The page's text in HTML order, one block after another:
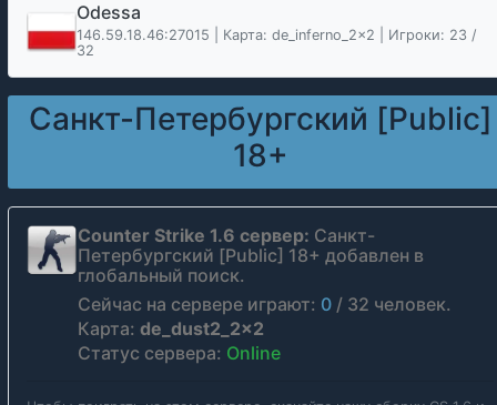
Odessa
146.59.18.46:27015 | Карта: de_inferno_2x2 | Игроки: 23 /
32
Санкт-Петербургский [Public]
18+
Counter Strike 1.6 сервер: Санкт-
Петербургский [Public] 18+ добавлен в
глобальный поиск.
Сейчас на сервере играют: 0 / 32 человек.
Карта: de_dust2_2x2
Статус сервера: Online